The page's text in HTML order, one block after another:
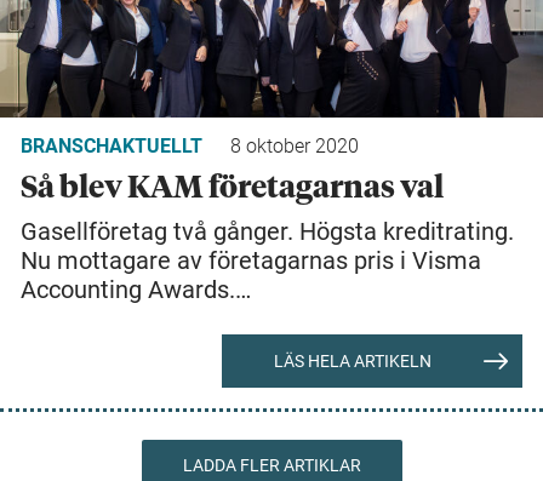
BRANSCHAKTUELLT 8 oktober 2020
Så blev KAM företagarnas val
Gasellföretag två gånger. Högsta kreditrating.
Nu mottagare av företagarnas pris i Visma
Accounting Awards.…
LÄS HELA ARTIKELN
LADDA FLER ARTIKLAR